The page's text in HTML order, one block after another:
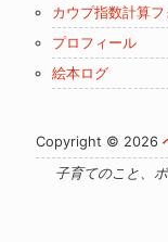
カウプ指数計算フ
プロフィール
絵本ログ
Copyright © 2026
子育てのこと、